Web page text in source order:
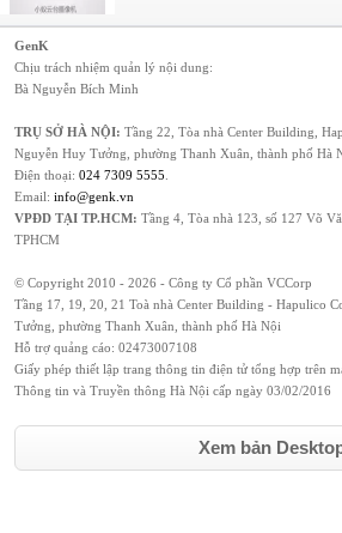
GenK
Chịu trách nhiệm quản lý nội dung:
Bà Nguyễn Bích Minh
TRỤ SỞ HÀ NỘI: Tầng 22, Tòa nhà Center Building,
Nguyễn Huy Tưởng, phường Thanh Xuân, thành phố Hà
Điện thoại: 024 7309 5555
Email: info@genk.vn
VPĐD TẠI TP.HCM: Tầng 4, Tòa nhà 123, số 127 Võ
TPHCM
© Copyright 2010 - 2026 - Công ty Cổ phần VCCorp
Tầng 17, 19, 20, 21 Toà nhà Center Building - Hapulico
Tưởng, phường Thanh Xuân, thành phố Hà Nội
Hỗ trợ quảng cáo: 02473007108
Giấy phép thiết lập trang thông tin điện tử tổng hợp trên
Thông tin và Truyền thông Hà Nội cấp ngày 03/02/2016
Xem bản